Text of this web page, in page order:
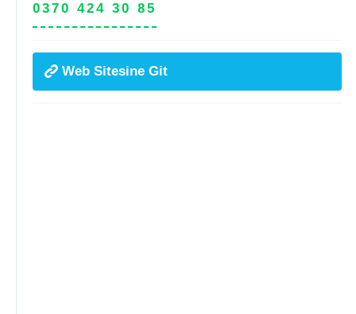
0370 424 30 85
Web Sitesine Git